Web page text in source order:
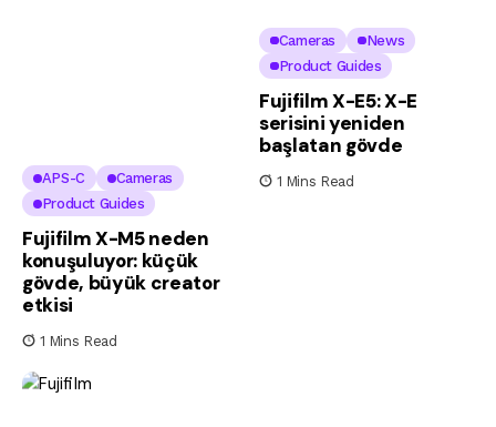
APS-C
Cameras
Product Guides
Fujifilm X-M5 neden
konuşuluyor: küçük
gövde, büyük creator
etkisi
1 Mins Read
Cameras
News
Product Guides
Fujifilm X-E5: X-E
serisini yeniden
başlatan gövde
1 Mins Read